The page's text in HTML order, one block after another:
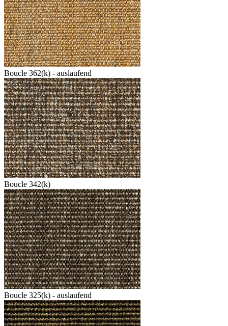
Boucle 362(k) - auslaufend
Boucle 342(k)
Boucle 325(k) - auslaufend